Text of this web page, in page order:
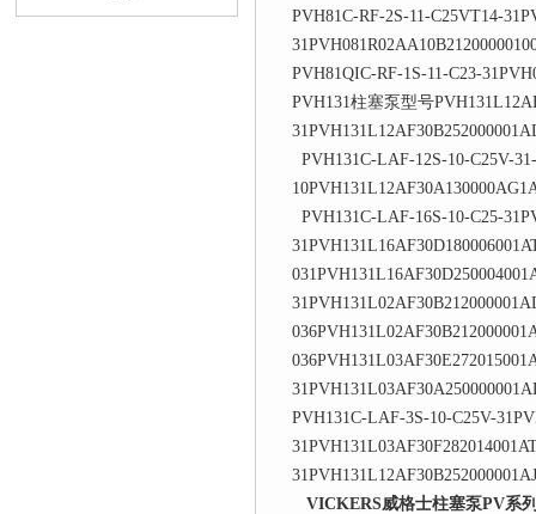
PVH81C-RF-2S-11-C25VT14-
PVH81QIC-RF-1S-11-C23-
PVH131柱塞泵型号
PVH131C-LAF-12S-10-C25V-
PVH131C-LAF-16S-10-C25-
PVH131C-LAF-3S-10-C25V-
VICKERS威格士柱塞泵PV系